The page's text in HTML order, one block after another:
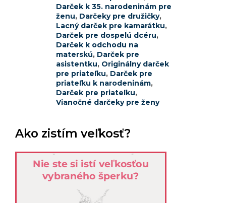
Darček k 35. narodeninám pre
ženu, Darčeky pre družičky,
Lacný darček pre kamarátku,
Darček pre dospelú dcéru,
Darček k odchodu na
materskú, Darček pre
asistentku, Originálny darček
pre priateľku, Darček pre
priateľku k narodeninám,
Darček pre priateľku,
Vianočné darčeky pre ženy
Ako zistím veľkosť?